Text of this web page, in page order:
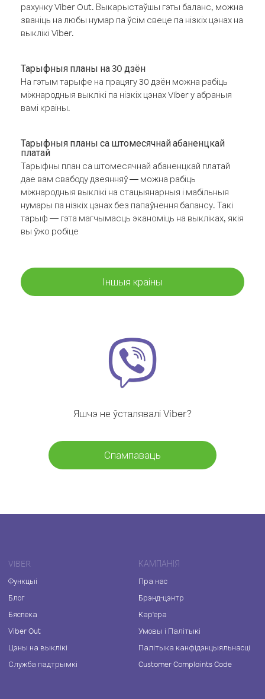
рахунку Viber Out. Выкарыстаўшы гэты баланс, можна
званіць на любы нумар па ўсім свеце па нізкіх цэнах на
выклікі Viber.
Тарыфныя планы на 30 дзён
На гэтым тарыфе на працягу 30 дзён можна рабіць
міжнародныя выклікі па нізкіх цэнах Viber у абраныя
вамі краіны.
Тарыфныя планы са штомесячнай абаненцкай
платай
Тарыфны план са штомесячнай абаненцкай платай
дае вам свабоду дзеянняў — можна рабіць
міжнародныя выклікі на стацыянарныя і мабільныя
нумары па нізкіх цэнах без папаўнення балансу. Такі
тарыф — гэта магчымасць эканоміць на выкліках, якія
вы ўжо робіце
Іншыя краіны
Яшчэ не ўсталявалі Viber?
Спампаваць
VIBER
Функцыі
Блог
Бяспека
Viber Out
Цэны на выклікі
Служба падтрымкі
КАМПАНІЯ
Пра нас
Брэнд-цэнтр
Кар'ера
Умовы і Палітыкі
Палітыка канфідэнцыяльнасці
Customer Complaints Code